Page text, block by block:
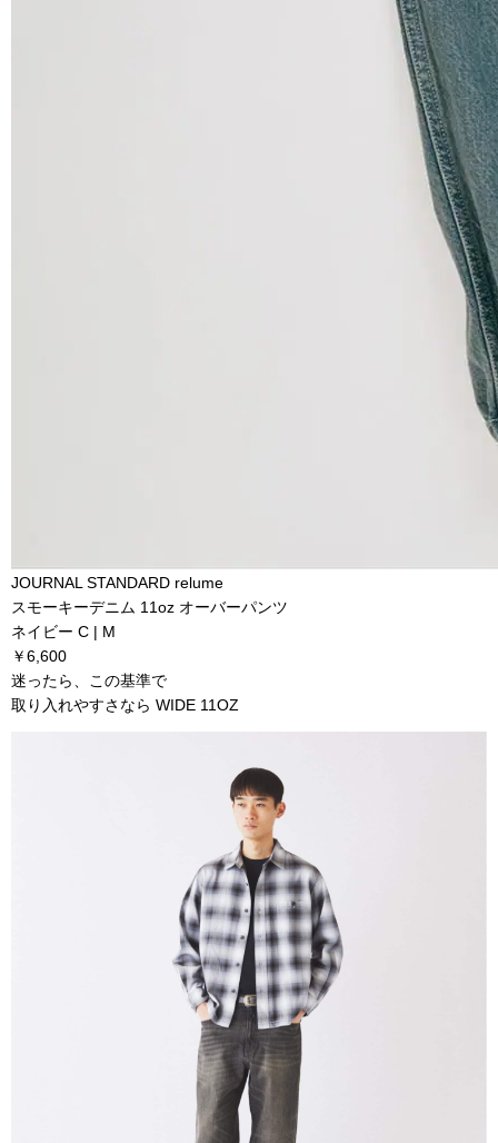
JOURNAL STANDARD relume
スモーキーデニム 11oz オーバーパンツ
ネイビー C | M
￥6,600
迷ったら、この基準で
取り入れやすさなら WIDE 11OZ